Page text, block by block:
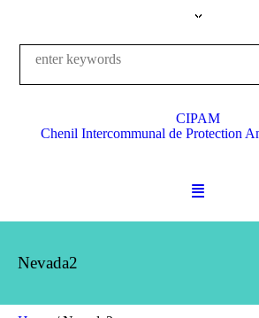
CIPAM
Chenil Intercommunal de Protection
Nevada2